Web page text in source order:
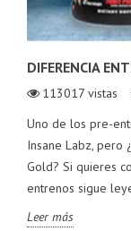
DIFERENCIA
113017 vistas
Uno de los pre-
Insane Labz, pero
Gold? Si quieres
entrenos sigue
Leer más